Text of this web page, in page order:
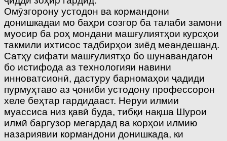
Омӯзгорону устодон ва кормандони
донишкадаи мо баҳри созгор ба талаби замони
муосир ба роҳ мондани машғулиятҳои курсҳои
такмили ихтисос тадбирҳои зиёд меандешанд.
Сатҳу сифати машғулиятҳо бо шунавандагон
бо истифода аз технологияи навини
инноватсионӣ, дастуру барномаҳои ҷадиди
пурмуҳтаво аз ҷониби устодону профессорон
хеле беҳтар гардидааст. Неруи илмии
муассиса низ қавӣ буда, тибқи нақша Шурои
илмӣ баргузор мегардад ва корҳои илмию
назариявии кормандони донишкада, ки